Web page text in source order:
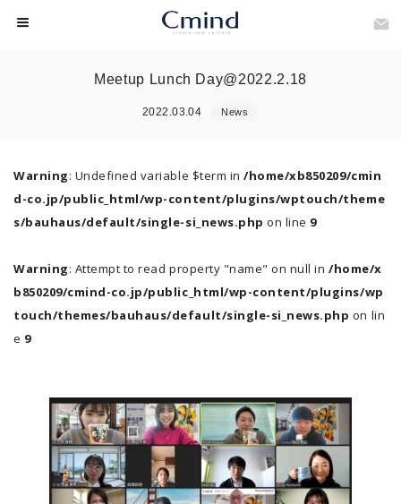
Meetup Lunch Day@2022.2.18
2022.03.04 News
Warning: Undefined variable $term in/home/xb850209/cmin
d-co.jp/public_html/wp-content/plugins/wptouch/theme
s/bauhaus/default/single-si_news.php on line 9
Warning: Attempt to read property "name" on null in/home/x
b850209/cmind-co.jp/public_html/wp-content/plugins/wp
touch/themes/bauhaus/default/single-si_news.php on lin
e 9